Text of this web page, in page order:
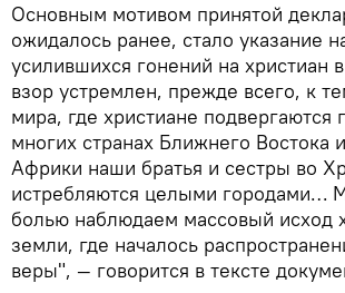
Основным мотивом принятой
ожидалось ранее, стало указание
усилившихся гонений на христиан
взор устремлен, прежде всего, к
мира, где христиане подвергаются
многих странах Ближнего Востока
Африки наши братья и сестры во
истребляются целыми городами…
болью наблюдаем массовый исход
земли, где началось
веры", — говорится в тексте